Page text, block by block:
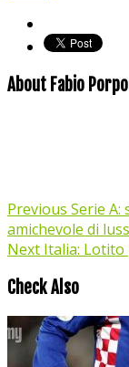
About Fabio
Previous Serie A:
amichevole di
Next Italia: Lotito
Check Also